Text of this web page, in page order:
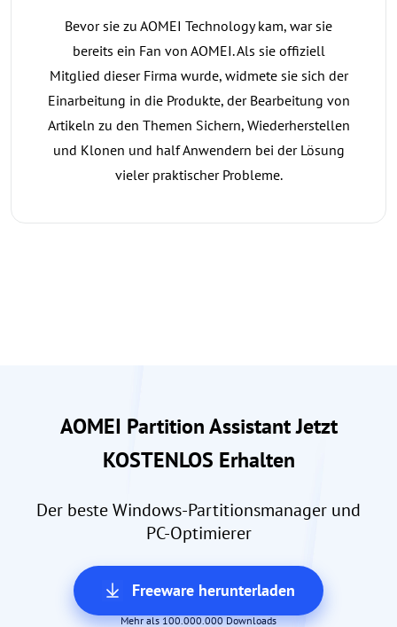
Bevor sie zu AOMEI Technology kam, war sie
bereits ein Fan von AOMEI. Als sie offiziell
Mitglied dieser Firma wurde, widmete sie sich der
Einarbeitung in die Produkte, der Bearbeitung von
Artikeln zu den Themen Sichern, Wiederherstellen
und Klonen und half Anwendern bei der Lösung
vieler praktischer Probleme.
AOMEI Partition Assistant Jetzt
KOSTENLOS Erhalten
Der beste Windows-Partitionsmanager und
PC-Optimierer
Freeware herunterladen
Mehr als 100.000.000 Downloads